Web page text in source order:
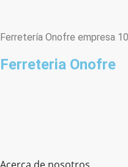
Ferretería Onofre empresa
Ferreteria Onofre